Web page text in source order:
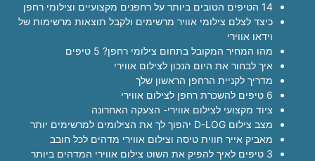
14 הטיפים הטובים ביותר על רחפנים מקצועיים וצילומי רחפן
כיצד לצלם צילומי אוויר מרשימים ולקבל תוצאות מרשימות של
וידאו אווירי
מהו המחיר המקובל בתחום צילומי רחפן? 5 טיפים
איך לבחור את היום הנכון לצילום אווירי
מדריך לקניית הרחפן הראשון שלך
6 טיפים להשכרת רחפן לצילום אווירי
ציוד מקצועי לצילום אווירי- הצעקה האחרונה
מצב צילום D-LOG יהפוך לך את הצילומים למרשימים יותר
מאביק אייר חווית טיסה וצילום אווירי מדהים לכל חובב
3 טיפים לאיך להפיק את השוט צילום אווירי המדהים ביותר